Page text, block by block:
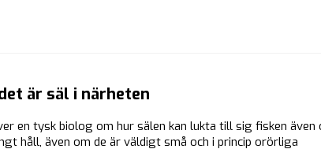
är säl i närheten
en tysk biolog om hur sälen kan lukta till sig fisken
håll, även om de är väldigt små och i princip orörliga